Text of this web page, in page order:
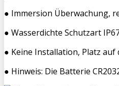
● Immersion Überwachung,
● Wasserdichte Schutzart
● Keine Installation, Platz
● Hinweis: Die Batterie